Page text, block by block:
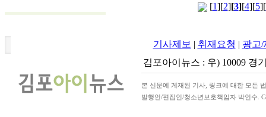
[1][2][3][4][5][
기사제보 | 취재요청 | 광고
김포아이뉴스 : 우) 10009 경
본 신문에 게재된 기사, 링크에 대한 모든
발행인/편집인/청소년보호책임자 박인수.